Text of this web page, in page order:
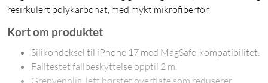
resirkulert polykarbonat, med mykt mikrofiberfôr.
Kort om produktet
Silikondeksel til iPhone 17 med MagSafe-kompatibilitet.
Falltestet fallbeskyttelse opptil 2 m.